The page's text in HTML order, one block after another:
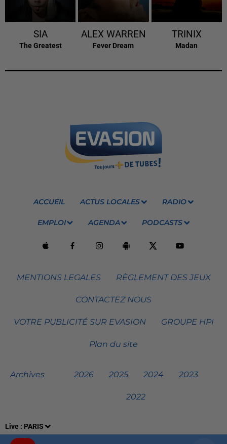
Live : PARIS
SIA
The Greatest
ALEX WARREN
Fever Dream
TRINIX
Madan
ACCUEIL ACTUS LOCALES RADIO
EMPLOI AGENDA PODCASTS
MENTIONS LEGALES RÈGLEMENT DES JEUX
CONTACTEZ NOUS
VOTRE PUBLICITÉ SUR EVASION GROUPE HPI
Plan du site
Archives 2026 2025 2024 2023
2022